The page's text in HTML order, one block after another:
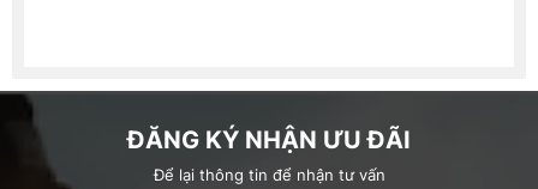
ĐĂNG KÝ NHẬN ƯU ĐÃI
Để lại thông tin để nhận tư vấn